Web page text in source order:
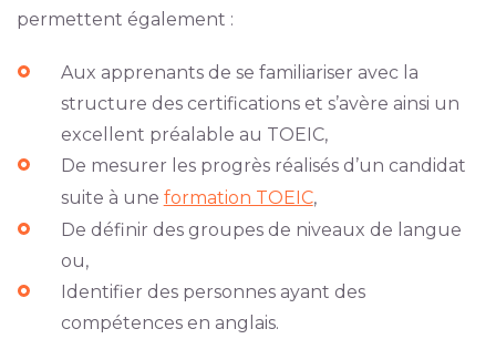
permettent également :
Aux apprenants de se familiariser avec la
structure des certifications et s’avère ainsi un
excellent préalable au TOEIC,
De mesurer les progrès réalisés d’un candidat
suite à une formation TOEIC,
De définir des groupes de niveaux de langue
ou,
Identifier des personnes ayant des
compétences en anglais.